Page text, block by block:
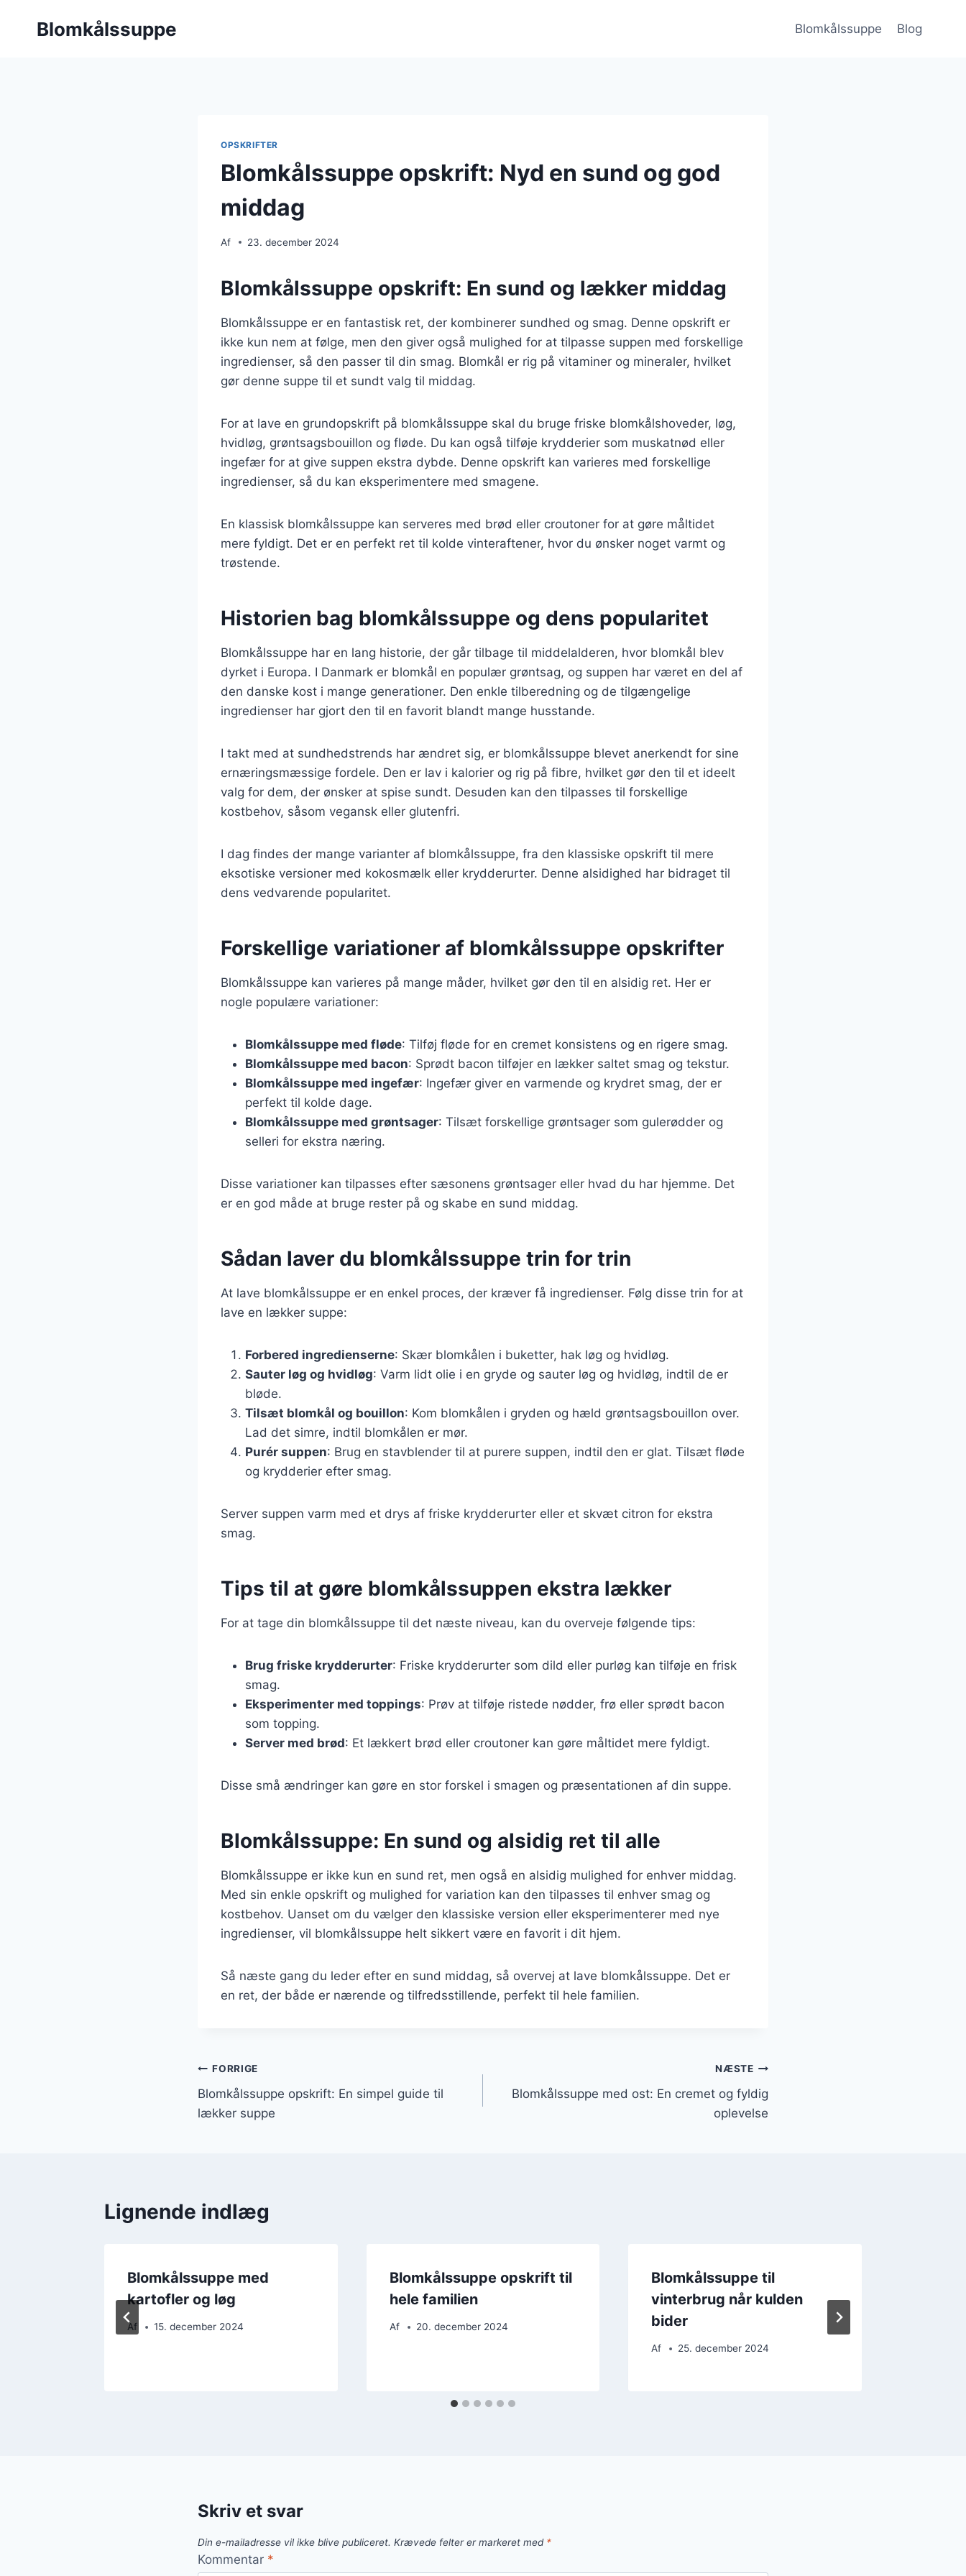
Blomkålssuppe Blomkålssuppe Blog
OPSKRIFTER
Blomkålssuppe opskrift: Nyd en sund og god
middag
Af 23. december 2024
Blomkålssuppe opskrift: En sund og lækker middag
Blomkålssuppe er en fantastisk ret, der kombinerer sundhed og smag. Denne opskrift er
ikke kun nem at følge, men den giver også mulighed for at tilpasse suppen med forskellige
ingredienser, så den passer til din smag. Blomkål er rig på vitaminer og mineraler, hvilket
gør denne suppe til et sundt valg til middag.
For at lave en grundopskrift på blomkålssuppe skal du bruge friske blomkålshoveder, løg,
hvidløg, grøntsagsbouillon og fløde. Du kan også tilføje krydderier som muskatnød eller
ingefær for at give suppen ekstra dybde. Denne opskrift kan varieres med forskellige
ingredienser, så du kan eksperimentere med smagene.
En klassisk blomkålssuppe kan serveres med brød eller croutoner for at gøre måltidet
mere fyldigt. Det er en perfekt ret til kolde vinteraftener, hvor du ønsker noget varmt og
trøstende.
Historien bag blomkålssuppe og dens popularitet
Blomkålssuppe har en lang historie, der går tilbage til middelalderen, hvor blomkål blev
dyrket i Europa. I Danmark er blomkål en populær grøntsag, og suppen har været en del af
den danske kost i mange generationer. Den enkle tilberedning og de tilgængelige
ingredienser har gjort den til en favorit blandt mange husstande.
I takt med at sundhedstrends har ændret sig, er blomkålssuppe blevet anerkendt for sine
ernæringsmæssige fordele. Den er lav i kalorier og rig på fibre, hvilket gør den til et ideelt
valg for dem, der ønsker at spise sundt. Desuden kan den tilpasses til forskellige
kostbehov, såsom vegansk eller glutenfri.
I dag findes der mange varianter af blomkålssuppe, fra den klassiske opskrift til mere
eksotiske versioner med kokosmælk eller krydderurter. Denne alsidighed har bidraget til
dens vedvarende popularitet.
Forskellige variationer af blomkålssuppe opskrifter
Blomkålssuppe kan varieres på mange måder, hvilket gør den til en alsidig ret. Her er
nogle populære variationer:
Blomkålssuppe med fløde: Tilføj fløde for en cremet konsistens og en rigere smag.
Blomkålssuppe med bacon: Sprødt bacon tilføjer en lækker saltet smag og tekstur.
Blomkålssuppe med ingefær: Ingefær giver en varmende og krydret smag, der er
perfekt til kolde dage.
Blomkålssuppe med grøntsager: Tilsæt forskellige grøntsager som gulerødder og
selleri for ekstra næring.
Disse variationer kan tilpasses efter sæsonens grøntsager eller hvad du har hjemme. Det
er en god måde at bruge rester på og skabe en sund middag.
Sådan laver du blomkålssuppe trin for trin
At lave blomkålssuppe er en enkel proces, der kræver få ingredienser. Følg disse trin for at
lave en lækker suppe:
Forbered ingredienserne: Skær blomkålen i buketter, hak løg og hvidløg.
Sauter løg og hvidløg: Varm lidt olie i en gryde og sauter løg og hvidløg, indtil de er
bløde.
Tilsæt blomkål og bouillon: Kom blomkålen i gryden og hæld grøntsagsbouillon over.
Lad det simre, indtil blomkålen er mør.
Purér suppen: Brug en stavblender til at purere suppen, indtil den er glat. Tilsæt fløde
og krydderier efter smag.
Server suppen varm med et drys af friske krydderurter eller et skvæt citron for ekstra
smag.
Tips til at gøre blomkålssuppen ekstra lækker
For at tage din blomkålssuppe til det næste niveau, kan du overveje følgende tips:
Brug friske krydderurter: Friske krydderurter som dild eller purløg kan tilføje en frisk
smag.
Eksperimenter med toppings: Prøv at tilføje ristede nødder, frø eller sprødt bacon
som topping.
Server med brød: Et lækkert brød eller croutoner kan gøre måltidet mere fyldigt.
Disse små ændringer kan gøre en stor forskel i smagen og præsentationen af din suppe.
Blomkålssuppe: En sund og alsidig ret til alle
Blomkålssuppe er ikke kun en sund ret, men også en alsidig mulighed for enhver middag.
Med sin enkle opskrift og mulighed for variation kan den tilpasses til enhver smag og
kostbehov. Uanset om du vælger den klassiske version eller eksperimenterer med nye
ingredienser, vil blomkålssuppe helt sikkert være en favorit i dit hjem.
Så næste gang du leder efter en sund middag, så overvej at lave blomkålssuppe. Det er
en ret, der både er nærende og tilfredsstillende, perfekt til hele familien.
Indlægsnavigation
FORRIGE
Blomkålssuppe opskrift: En simpel guide til
lækker suppe
NÆSTE
Blomkålssuppe med ost: En cremet og fyldig
oplevelse
Lignende indlæg
Blomkålssuppe med
kartofler og løg
Af 15. december 2024
Blomkålssuppe opskrift til
hele familien
Af 20. december 2024
Blomkålssuppe til
vinterbrug når kulden
bider
Af 25. december 2024
Skriv et svar
Din e-mailadresse vil ikke blive publiceret. Krævede felter er markeret med *
Kommentar *